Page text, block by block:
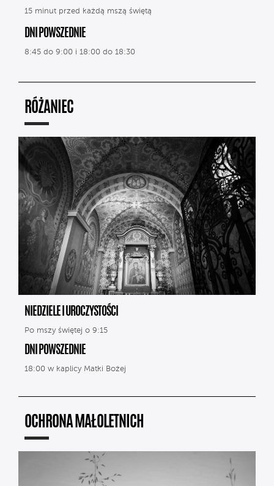
15 minut przed każdą mszą świętą
DNI POWSZEDNIE
8:45 do 9:00 i 18:00 do 18:30
RÓŻANIEC
NIEDZIELE I UROCZYSTOŚCI
Po mszy świętej o 9:15
DNI POWSZEDNIE
18:00 w kaplicy Matki Bożej
OCHRONA MAŁOLETNICH